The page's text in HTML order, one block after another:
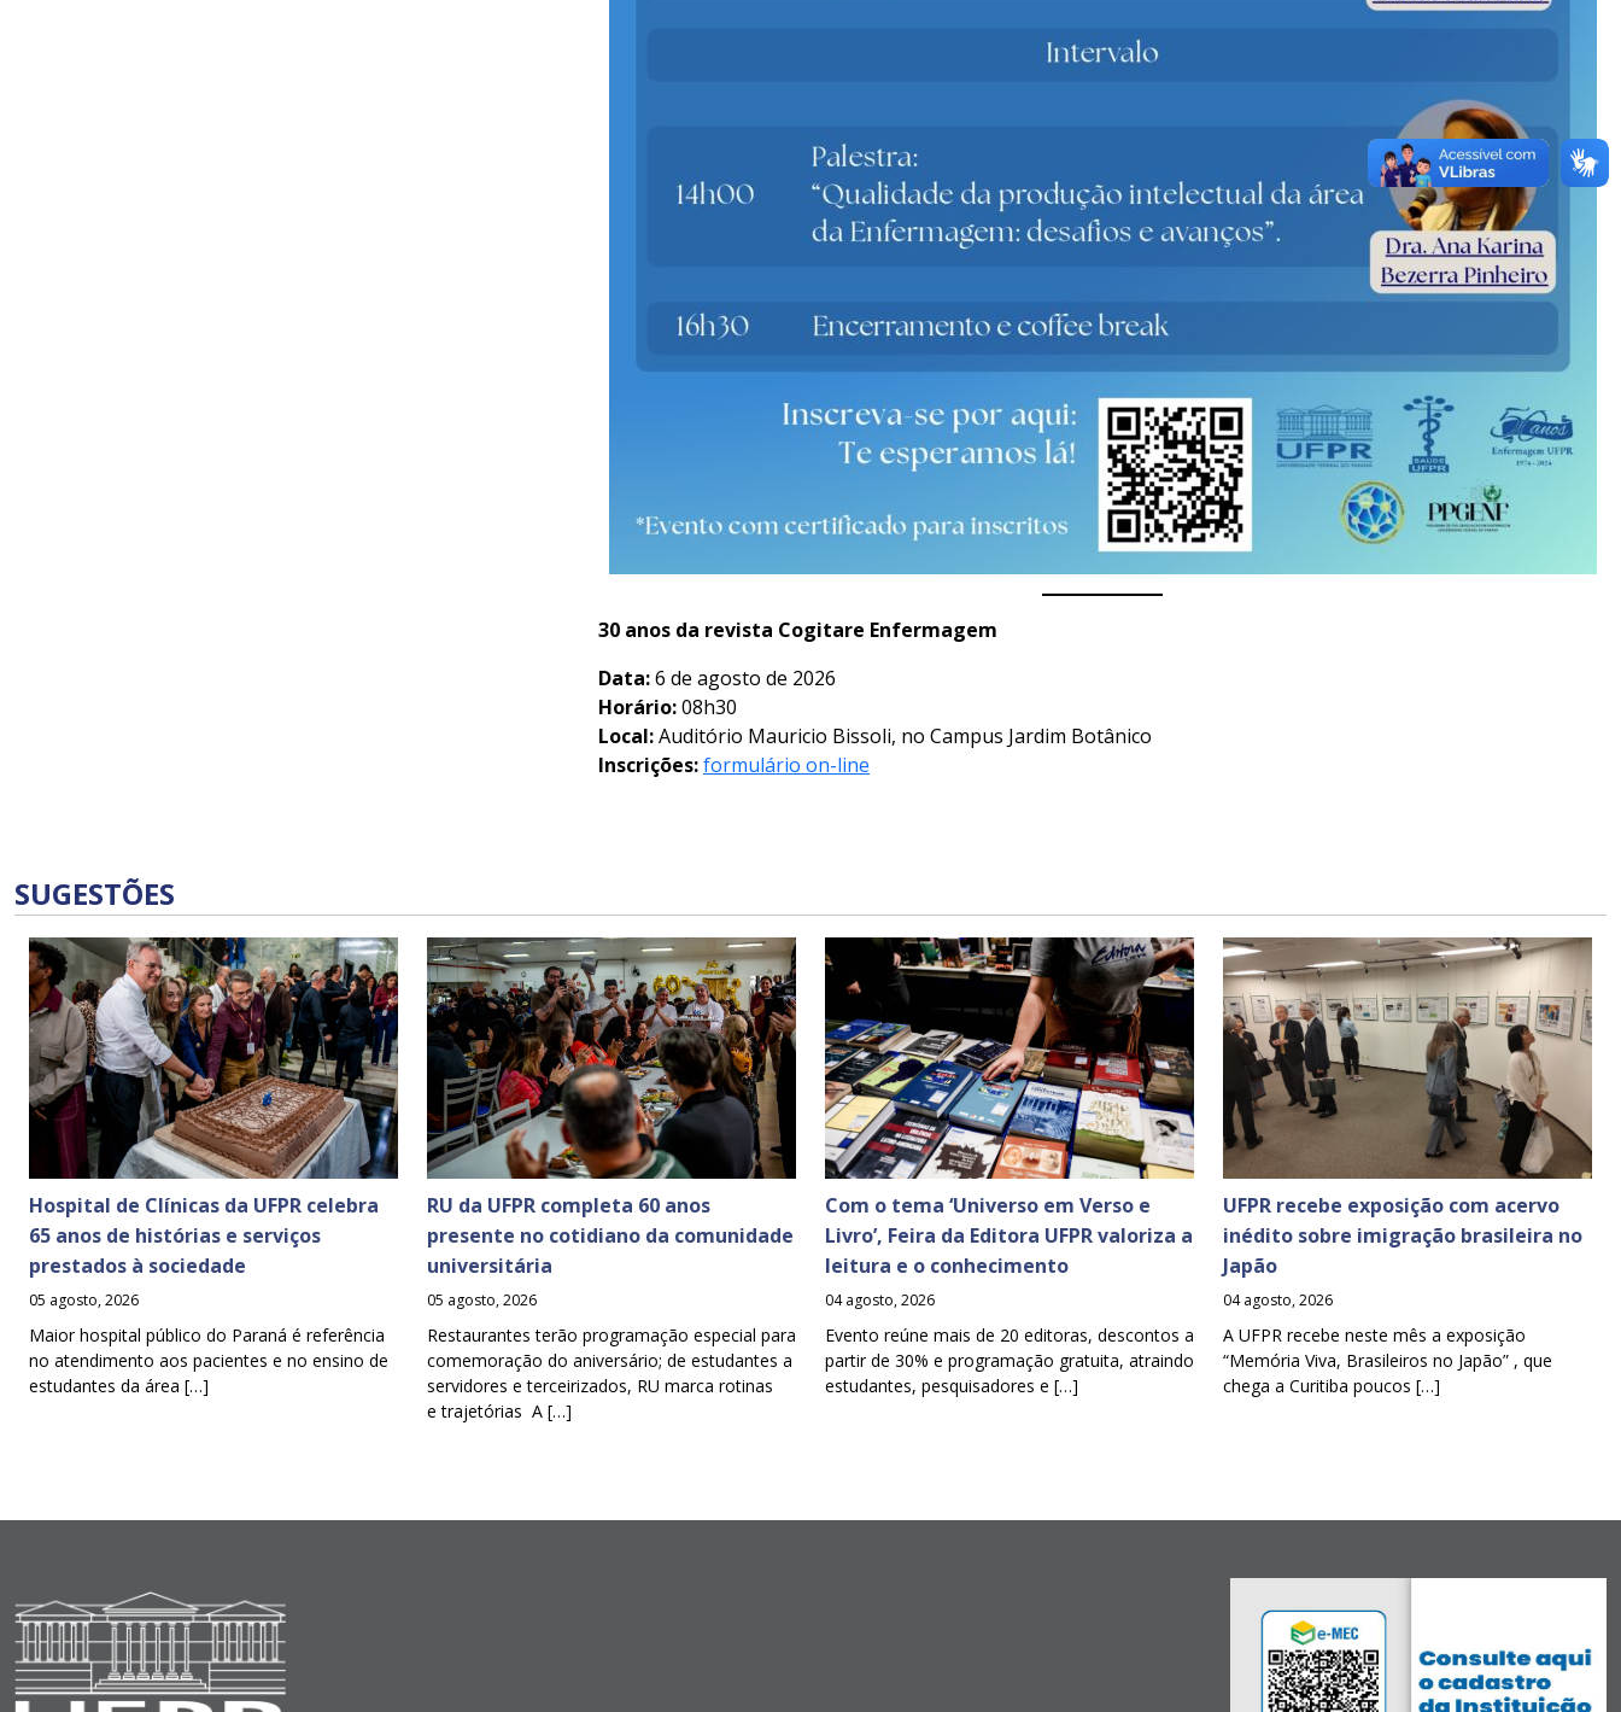
30 anos da revista Cogitare Enfermagem
Data:6 de agosto de 2026
Horário:08h30
Local:Auditório Mauricio Bissoli, no Campus Jardim Botânico
Inscrições:formulário on-line
SUGESTÕES
Hospital de Clínicas da UFPR celebra
65 anos de histórias e serviços
prestados à sociedade
05 agosto, 2026
Maior hospital público do Paraná é referência
no atendimento aos pacientes e no ensino de
estudantes da área […]
RU da UFPR completa 60 anos
presente no cotidiano da comunidade
universitária
05 agosto, 2026
Restaurantes terão programação especial para
comemoração do aniversário; de estudantes a
servidores e terceirizados, RU marca rotinas
e trajetórias A […]
Com o tema ‘Universo em Verso e
Livro’, Feira da Editora UFPR valoriza a
leitura e o conhecimento
04 agosto, 2026
Evento reúne mais de 20 editoras, descontos a
partir de 30% e programação gratuita, atraindo
estudantes, pesquisadores e […]
UFPR recebe exposição com acervo
inédito sobre imigração brasileira no
Japão
04 agosto, 2026
A UFPR recebe neste mês a exposição
“Memória Viva, Brasileiros no Japão” , que
chega a Curitiba poucos […]